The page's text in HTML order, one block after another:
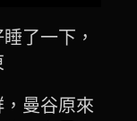
了一下，
曼谷原來